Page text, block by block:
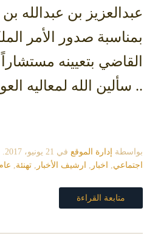
عبدالعزيز بن عبدالله
بمناسبة صدور الأمر
القاضي بتعيينه
.. سألين الله لمعاليه
بواسطة إدارة الموقع في 21 يونيو، 2017
اجتماعي
اخبار ارشيف الأخبار تهنئة
متابعة القراءة